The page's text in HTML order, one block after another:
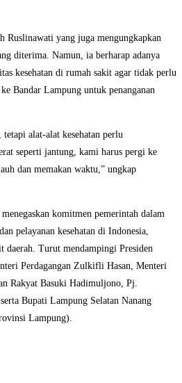
Ruslinawati yang juga mengungkapkan
diterima. Namun, ia berharap adanya
kesehatan di rumah sakit agar tidak perlu
Bandar Lampung untuk penanganan
alat-alat kesehatan perlu
seperti jantung, kami harus pergi ke
dan memakan waktu,” ungkap
komitmen pemerintah dalam
pelayanan kesehatan di Indonesia,
daerah. Turut mendampingi Presiden
Perdagangan Zulkifli Hasan, Menteri
Rakyat Basuki Hadimuljono, Pj.
Bupati Lampung Selatan Nanang
Lampung).